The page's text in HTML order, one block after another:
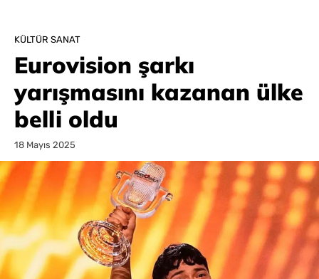
KÜLTÜR SANAT
Eurovision şarkı
yarışmasını kazanan ülke
belli oldu
18 Mayıs 2025